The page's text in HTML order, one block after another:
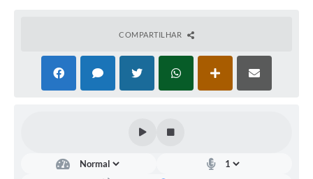
Elektro
Publicações 3º Setor
COMPARTILHAR